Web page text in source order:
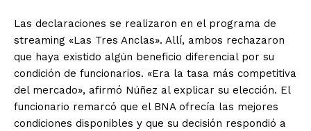
Las declaraciones se realizaron en el programa de
streaming «Las Tres Anclas». Allí, ambos rechazaron
que haya existido algún beneficio diferencial por su
condición de funcionarios. «Era la tasa más competitiva
del mercado», afirmó Núñez al explicar su elección. El
funcionario remarcó que el BNA ofrecía las mejores
condiciones disponibles y que su decisión respondió a